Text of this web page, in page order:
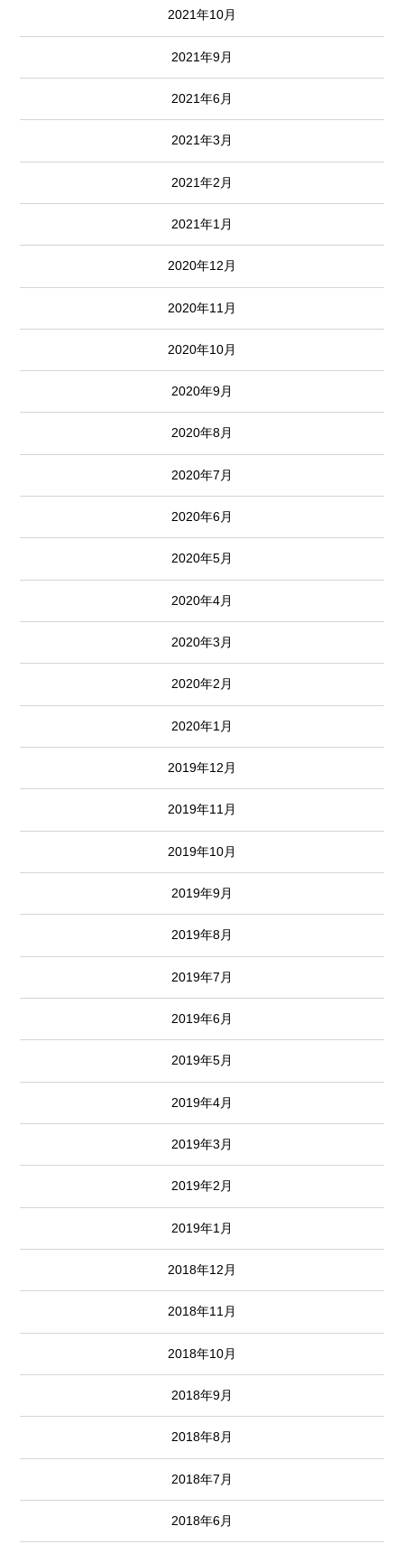
2021年10月
2021年9月
2021年6月
2021年3月
2021年2月
2021年1月
2020年12月
2020年11月
2020年10月
2020年9月
2020年8月
2020年7月
2020年6月
2020年5月
2020年4月
2020年3月
2020年2月
2020年1月
2019年12月
2019年11月
2019年10月
2019年9月
2019年8月
2019年7月
2019年6月
2019年5月
2019年4月
2019年3月
2019年2月
2019年1月
2018年12月
2018年11月
2018年10月
2018年9月
2018年8月
2018年7月
2018年6月